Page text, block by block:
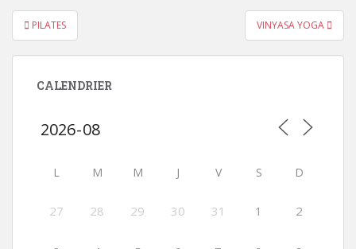
Navigation
de
l’article
PILATES VINYASA YOGA
CALENDRIER
L M M J V S D
27 28 29 30 31 1 2